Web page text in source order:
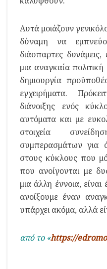
Αυτά μοιάζουν
δύναμη να
διάσπαρτες
μια αναγκαία
δημιουργία
εγχειρήματα.
διάνοιξης ενός
αυτόματα και με
στοιχεία
συμπερασμάτων για
στους κύκλους που
που ανοίγονται με
μια άλλη έννοια,
ανοίξουμε έναν
υπάρχει ακόμα, αλλά
από το «https://